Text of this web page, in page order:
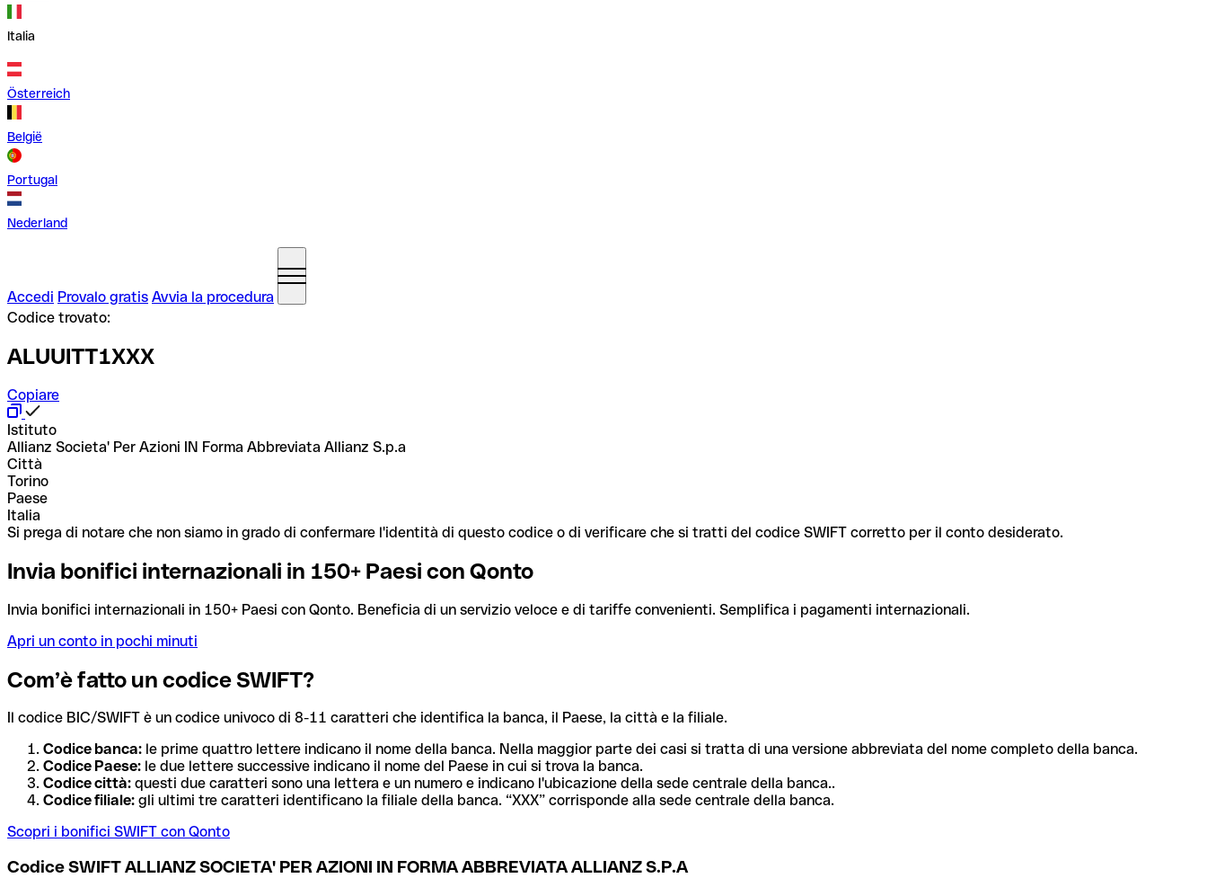
Italia
Österreich
België
Portugal
Nederland
Accedi Provalo gratis Avvia la procedura
Codice trovato:
ALUUITT1XXX
Copiare
Istituto
Allianz Societa' Per Azioni IN Forma Abbreviata Allianz S.p.a
Città
Torino
Paese
Italia
Si prega di notare che non siamo in grado di confermare l'identità di questo codice o di verificare che si tratti del codice SWIFT corretto per il conto desiderato.
Invia bonifici internazionali in 150+ Paesi con Qonto
Invia bonifici internazionali in 150+ Paesi con Qonto. Beneficia di un servizio veloce e di tariffe convenienti. Semplifica i pagamenti internazionali.
Apri un conto in pochi minuti
Com’è fatto un codice SWIFT?
Il codice BIC/SWIFT è un codice univoco di 8-11 caratteri che identifica la banca, il Paese, la città e la filiale.
Codice banca: le prime quattro lettere indicano il nome della banca. Nella maggior parte dei casi si tratta di una versione abbreviata del nome completo della banca.
Codice Paese: le due lettere successive indicano il nome del Paese in cui si trova la banca.
Codice città: questi due caratteri sono una lettera e un numero e indicano l'ubicazione della sede centrale della banca..
Codice filiale: gli ultimi tre caratteri identificano la filiale della banca. “XXX” corrisponde alla sede centrale della banca.
Scopri i bonifici SWIFT con Qonto
Codice SWIFT ALLIANZ SOCIETA' PER AZIONI IN FORMA ABBREVIATA ALLIANZ S.P.A